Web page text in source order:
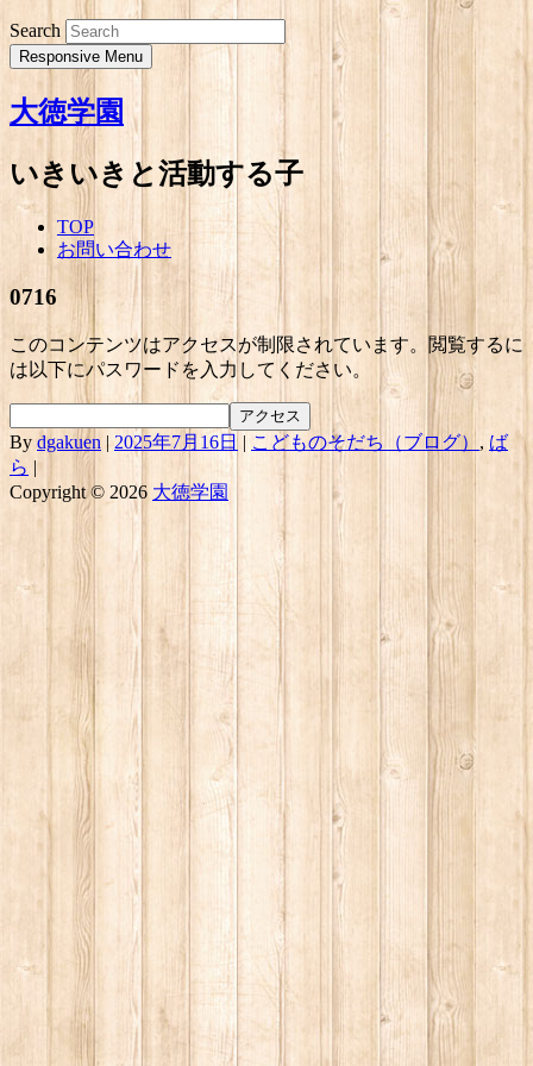
Search
Responsive Menu
大徳学園
いきいきと活動する子
TOP
お問い合わせ
0716
このコンテンツはアクセスが制限されています。閲覧するに
は以下にパスワードを入力してください。
By dgakuen |2025年7月16日 | こどものそだち（ブログ） , ば
ら |
Copyright © 2026 大徳学園